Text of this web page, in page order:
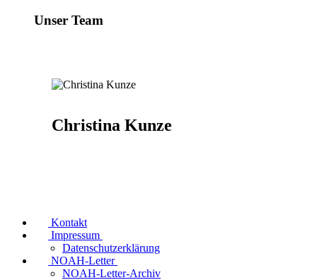
Unser Team
Christina Kunze
Kontakt
Impressum
Datenschutzerklärung
NOAH-Letter
NOAH-Letter-Archiv